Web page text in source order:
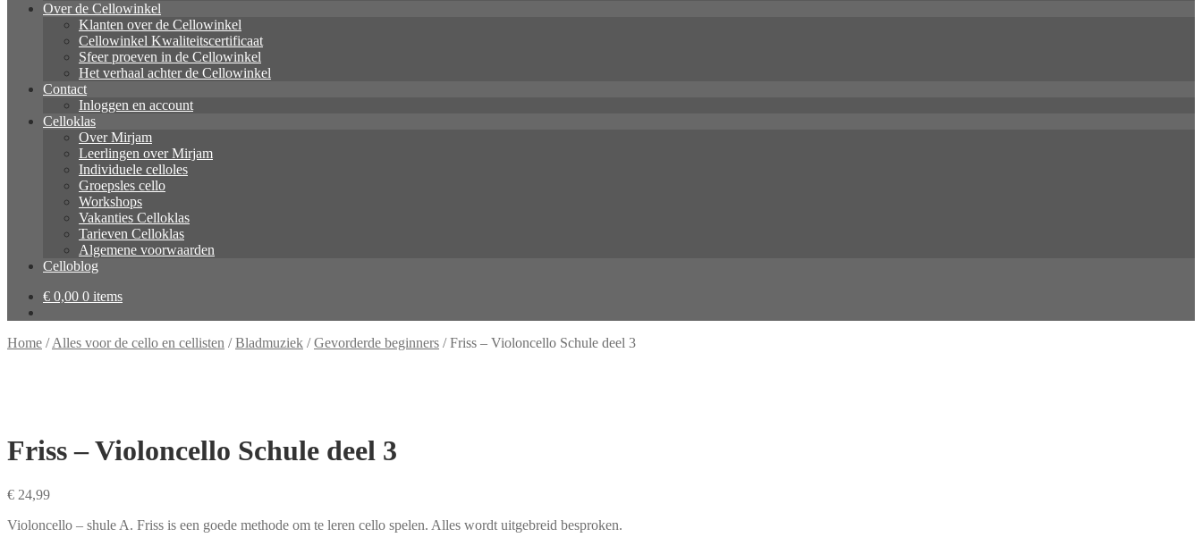
Over de Cellowinkel
Klanten over de Cellowinkel
Cellowinkel Kwaliteitscertificaat
Sfeer proeven in de Cellowinkel
Het verhaal achter de Cellowinkel
Contact
Inloggen en account
Celloklas
Over Mirjam
Leerlingen over Mirjam
Individuele celloles
Groepsles cello
Workshops
Vakanties Celloklas
Tarieven Celloklas
Algemene voorwaarden
Celloblog
€ 0,00 0 items
Home /Alles voor de cello en cellisten /Bladmuziek /Gevorderde beginners /Friss – Violoncello Schule deel 3
Friss – Violoncello Schule deel 3
€ 24,99
Violoncello – shule A. Friss is een goede methode om te leren cello spelen. Alles wordt uitgebreid besproken.